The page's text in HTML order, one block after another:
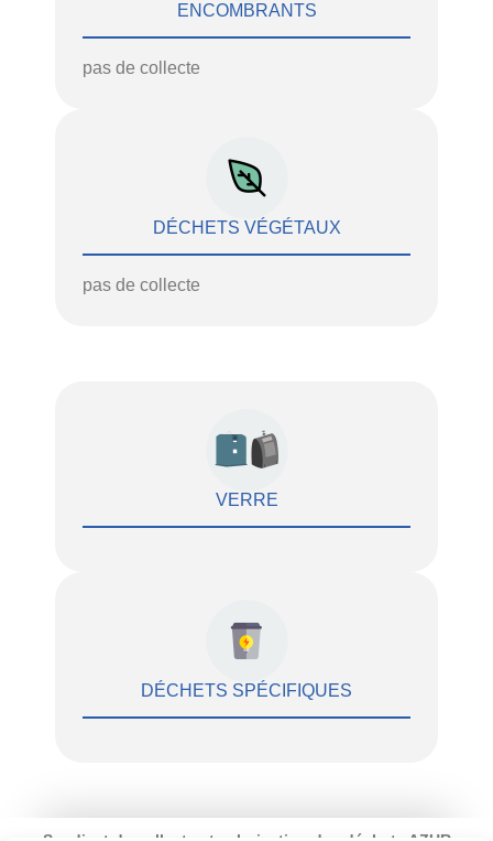
ENCOMBRANTS
pas de collecte
DÉCHETS VÉGÉTAUX
pas de collecte
VERRE
DÉCHETS SPÉCIFIQUES